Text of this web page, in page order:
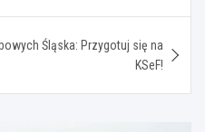
Śląska: Przygotuj się na
KSeF!